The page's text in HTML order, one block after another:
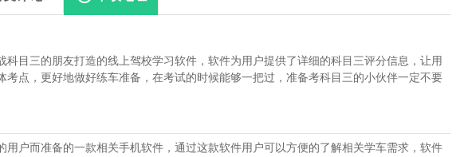
科目三的朋友打造的线上驾校学习软件，软件为用户提供了详细的科目三评分信息，让用
考点，更好地做好练车准备，在考试的时候能够一把过，准备考科目三的小伙伴一定不要
用户而准备的一款相关手机软件，通过这款软件用户可以方便的了解相关学车需求，软件